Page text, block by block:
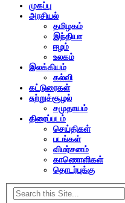
முகப்பு
அரசியல்
தமிழகம்
இந்தியா
ஈழம்
உலகம்
இலக்கியம்
கல்வி
கட்டுரைகள்
சுற்றுச்சூழல்
சமுதாயம்
திரைப்படம்
செய்திகள்
படங்கள்
விமர்சனம்
காணொளிகள்
தொடர்புக்கு